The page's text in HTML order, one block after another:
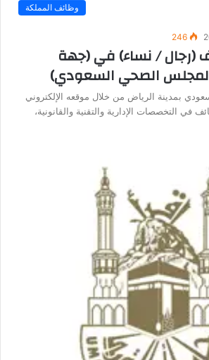
وظائف المملكة
246
(رجال / نساء) في (جهة
الصحي السعودي)
بمدينة الرياض من خلال موقعه الإلكتروني
في التخصصات الإدارية والتقنية والقانونية،